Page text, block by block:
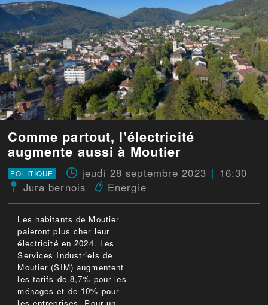
Comme partout, l'électricité
augmente aussi à Moutier
POLITIQUE jeudi 28 septembre 2023
16:30
Jura bernois
Energie
Les habitants de Moutier
paieront plus cher leur
électricité en 2024. Les
Services Industriels de
Moutier (SIM) augmentent
les tarifs de 8,7% pour les
ménages et de 10% pour